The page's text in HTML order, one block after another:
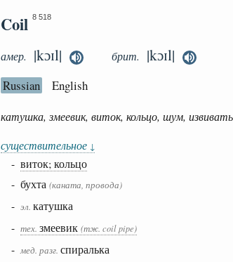
Coil 8 518
амер. |kɔɪl| брит. |kɔɪl|
Russian English
катушка, змеевик, виток, кольцо, шум,
существительное ↓
- виток; кольцо
- бухта (каната, провода)
- эл. катушка
- тех. змеевик (тж. coil pipe)
- мед. разг. спиралька